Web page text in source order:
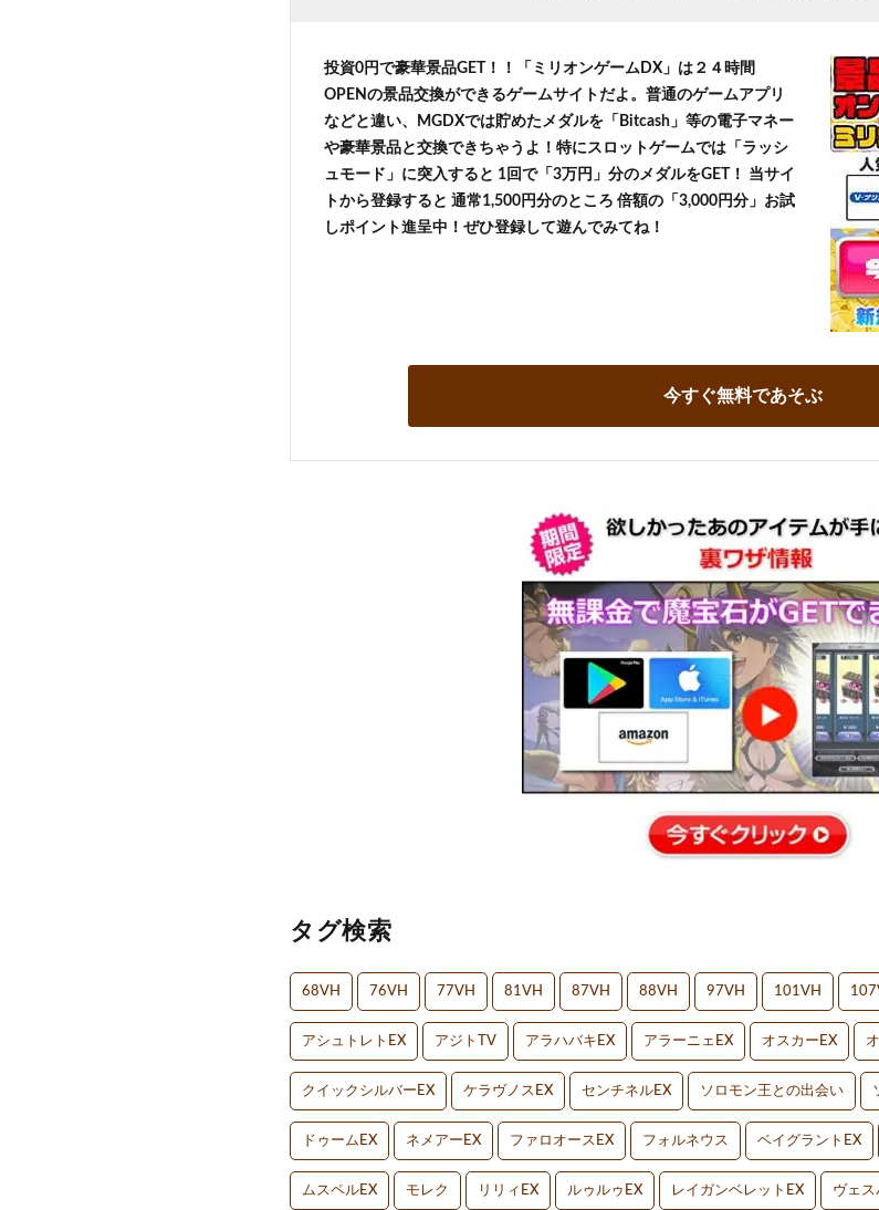
投資0円で豪華景品GET！！「ミリオンゲームDX」は２４時間
OPENの景品交換ができるゲームサイトだよ。普通のゲームアプリ
などと違い、MGDXでは貯めたメダルを「Bitcash」等の電子マネー
や豪華景品と交換できちゃうよ！特にスロットゲームでは「ラッシ
ュモード」に突入すると 1回で「3万円」分のメダルをGET！ 当サイ
トから登録すると 通常1,500円分のところ 倍額の「3,000円分」お試
しポイント進呈中！ぜひ登録して遊んでみてね！
今すぐ無料であそぶ
タグ検索
68VH 76VH 77VH 81VH 87VH 88VH 97VH 101VH
アシュトレトEX アジトTV アラハバキEX アラーニェEX オスカーEX
クイックシルバーEX ケラヴノスEX センチネルEX ソロモン王との出会い
ドゥームEX ネメアーEX ファロオースEX フォルネウス ベイグラントEX
ムスペルEX モレク リリィEX ルゥルゥEX レイガンベレットEX ヴェス